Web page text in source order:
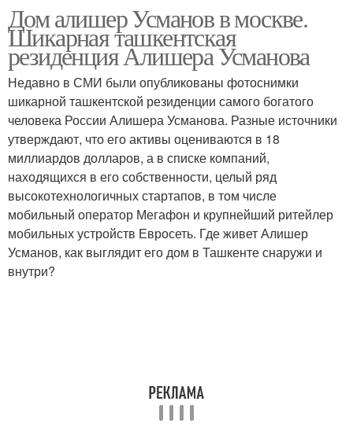
Дом алишер Усманов в москве.
Шикарная ташкентская
резиденция Алишера Усманова
Недавно в СМИ были опубликованы фотоснимки
шикарной ташкентской резиденции самого богатого
человека России Алишера Усманова. Разные источники
утверждают, что его активы оцениваются в 18
миллиардов долларов, а в списке компаний,
находящихся в его собственности, целый ряд
высокотехнологичных стартапов, в том числе
мобильный оператор Мегафон и крупнейший ритейлер
мобильных устройств Евросеть. Где живет Алишер
Усманов, как выглядит его дом в Ташкенте снаружи и
внутри?